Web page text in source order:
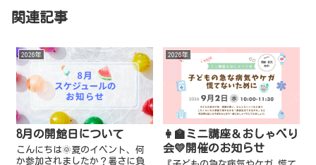
関連記事
2026年
8月の開館日について
こんにちは🌞夏のイベント、何
か参加されましたか？暑さに負
2026年
👩‍🏫ミニ講座＆おしゃべり
会💛開催のお知らせ